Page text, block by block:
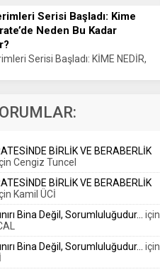
yükselişini Avrupa’nın en
biriyle
Serisi Başladı: Kime
Neden Bu Kadar
Serisi Başladı: KİME NEDİR,
amaçlayan...
BİRLİK VE BERABERLİK
Cengiz Tuncel
BİRLİK VE BERABERLİK
Kamil ÜCİ
Bina Değil, Sorumluluğudur… için
Bina Değil, Sorumluluğudur… için